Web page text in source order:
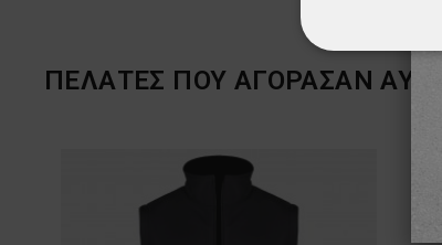
ΠΕΛΆΤΕΣ ΠΟΥ ΑΓΌΡΑΣΑΝ